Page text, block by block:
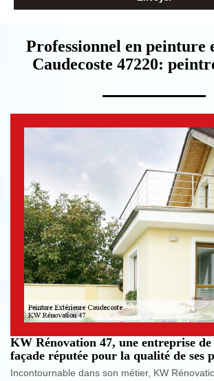
Professionnel en peinture
Caudecoste 47220:
KW Rénovation 47, une entreprise
façade réputée pour la qualité de ses
Incontournable dans son métier, KW